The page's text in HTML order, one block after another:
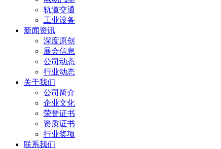
轨道交通
工业设备
新闻资讯
深度原创
展会信息
公司动态
行业动态
关于我们
公司简介
企业文化
荣誉证书
资质证书
行业奖项
联系我们